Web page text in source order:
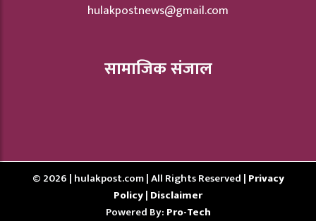
hulakpostnews@gmail.com
सामाजिक संजाल
© 2026 | hulakpost.com | All Rights Reserved | Privacy
Policy| Disclaimer
Powered By: Pro-Tech